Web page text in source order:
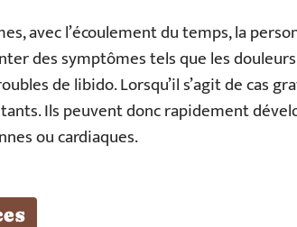
avec l’écoulement du temps, la
des symptômes tels que les
de libido. Lorsqu’il s’agit de cas
Ils peuvent donc rapidement
ou cardiaques.